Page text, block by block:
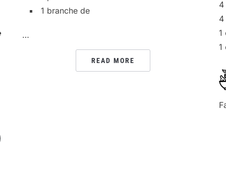
1 branche de
…
READ MORE
4
4
1
1